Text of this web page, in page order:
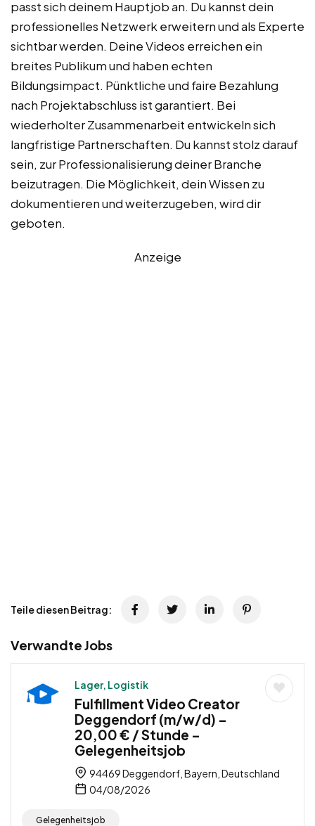
passt sich deinem Hauptjob an. Du kannst dein
professionelles Netzwerk erweitern und als Experte
sichtbar werden. Deine Videos erreichen ein
breites Publikum und haben echten
Bildungsimpact. Pünktliche und faire Bezahlung
nach Projektabschluss ist garantiert. Bei
wiederholter Zusammenarbeit entwickeln sich
langfristige Partnerschaften. Du kannst stolz darauf
sein, zur Professionalisierung deiner Branche
beizutragen. Die Möglichkeit, dein Wissen zu
dokumentieren und weiterzugeben, wird dir
geboten.
Anzeige
Teile diesen Beitrag:
Verwandte Jobs
Lager, Logistik
Fulfillment Video Creator
Deggendorf (m/w/d) –
20,00 € / Stunde –
Gelegenheitsjob
94469 Deggendorf, Bayern, Deutschland
04/08/2026
Gelegenheitsjob